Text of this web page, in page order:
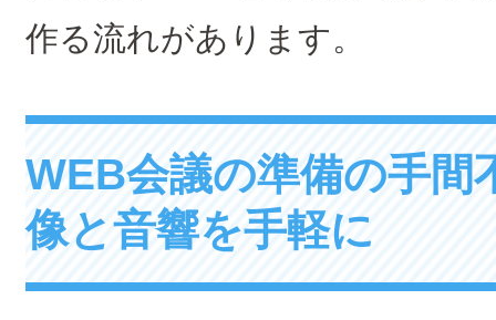
作る流れがあります。
WEB会議の準備の手間
像と音響を手軽に